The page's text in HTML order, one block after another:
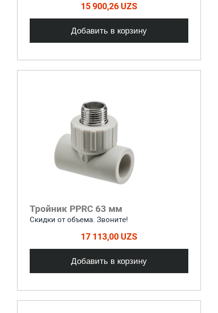
15 900,26 UZS
Добавить в корзину
Тройник PPRC 63 мм
Скидки от объема. Звоните!
17 113,00 UZS
Добавить в корзину